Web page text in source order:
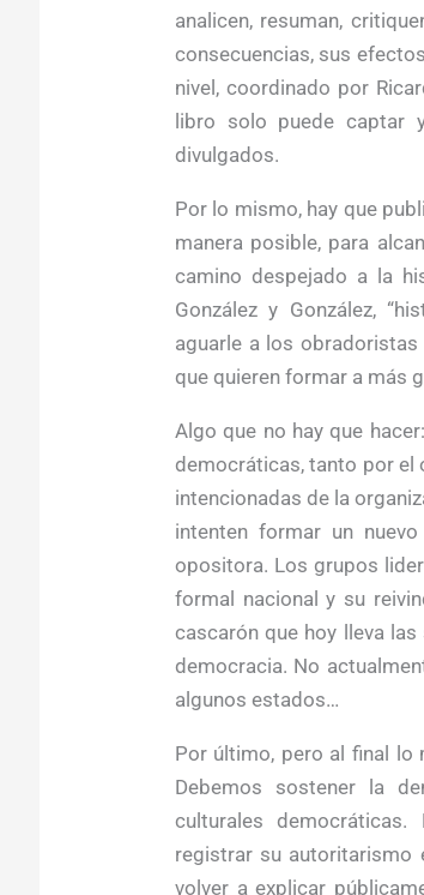
analicen, resuman,
consecuencias, sus
nivel, coordinado por
libro solo puede captar
divulgados.
Por lo mismo, hay que
manera posible, para
camino despejado a la
González y González,
aguarle a los obradoristas
que quieren formar a más
Algo que no hay que
democráticas, tanto por el
intencionadas de la
intenten formar un
opositora. Los grupos
formal nacional y su
cascarón que hoy lleva
democracia. No
algunos estados…
Por último, pero al final lo
Debemos sostener la
culturales
registrar su autoritarismo
volver a explicar